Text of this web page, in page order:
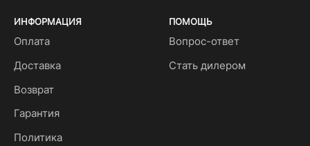
ИНФОРМАЦИЯ
Оплата
Доставка
Возврат
Гарантия
Политика
ПОМОЩЬ
Вопрос-ответ
Стать дилером